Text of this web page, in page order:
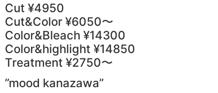
Cut ¥4950
Cut&Color ¥6050〜
Color&Bleach ¥14300
Color&highlight ¥14850
Treatment ¥2750〜
”mood kanazawa”